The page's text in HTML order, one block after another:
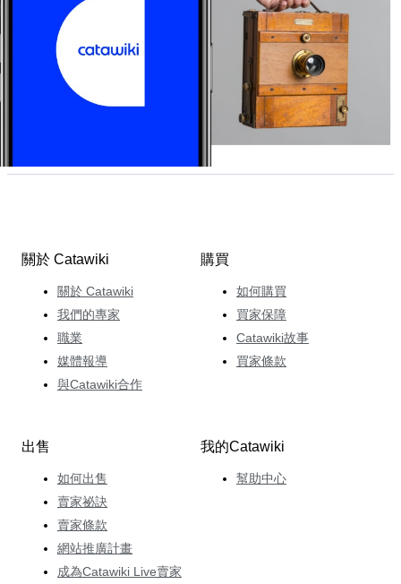
關於 Catawiki
關於 Catawiki
我們的專家
職業
媒體報導
與Catawiki合作
購買
如何購買
買家保障
Catawiki故事
買家條款
出售
如何出售
賣家祕訣
賣家條款
網站推廣計畫
成為Catawiki Live賣家
我的Catawiki
幫助中心